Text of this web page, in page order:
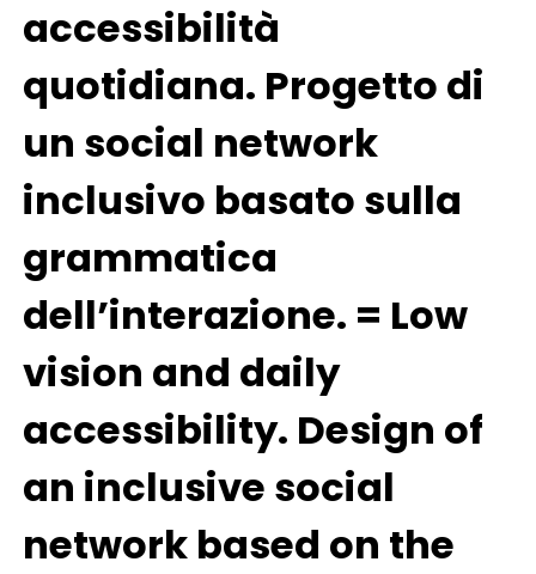
accessibilità
quotidiana. Progetto di
un social network
inclusivo basato sulla
grammatica
dell’interazione. = Low
vision and daily
accessibility. Design of
an inclusive social
network based on the